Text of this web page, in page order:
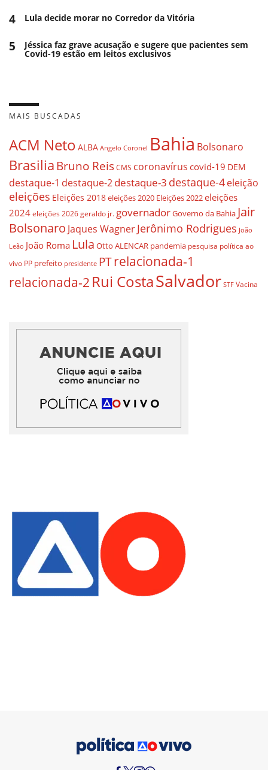
4 Lula decide morar no Corredor da Vitória
5 Jéssica faz grave acusação e sugere que pacientes sem
Covid-19 estão em leitos exclusivos
MAIS BUSCADAS
ACM Neto ALBA Angelo Coronel Bahia Bolsonaro
BrasiliaBruno ReisCMS coronavírus covid-19 DEM
destaque-1 destaque-2destaque-3 destaque-4eleição
eleições Eleições 2018eleições 2020 Eleições 2022eleições
2024 eleições 2026 geraldo jr. governadorGoverno da Bahia Jair
Bolsonaro Jaques WagnerJerônimo Rodrigues João
Leão João Roma Lula Otto ALENCAR pandemia pesquisa política ao
vivo PP prefeito presidente PTrelacionada-1
relacionada-2 Rui CostaSalvador STF Vacina